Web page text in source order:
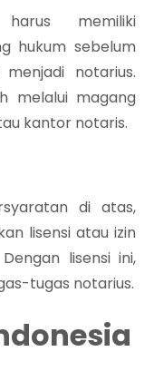
memiliki
hukum sebelum
notarius.
melalui magang
kantor notaris.
di atas,
lisensi atau izin
lisensi ini,
tugas notarius.